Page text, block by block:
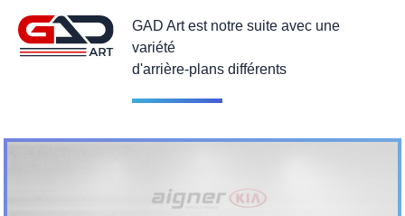
GAD Art est notre suite avec une
variété
d'arrière-plans différents